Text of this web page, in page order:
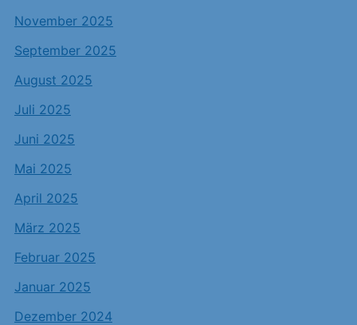
November 2025
September 2025
August 2025
Juli 2025
Juni 2025
Mai 2025
April 2025
März 2025
Februar 2025
Januar 2025
Dezember 2024